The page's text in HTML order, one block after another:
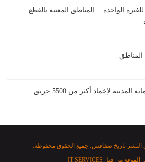
الواحدة… المناطق المعنية بالقطع
المناطق
لإخماد أكثر من 5500 حريق
الموقع من قبل IT SERVICES